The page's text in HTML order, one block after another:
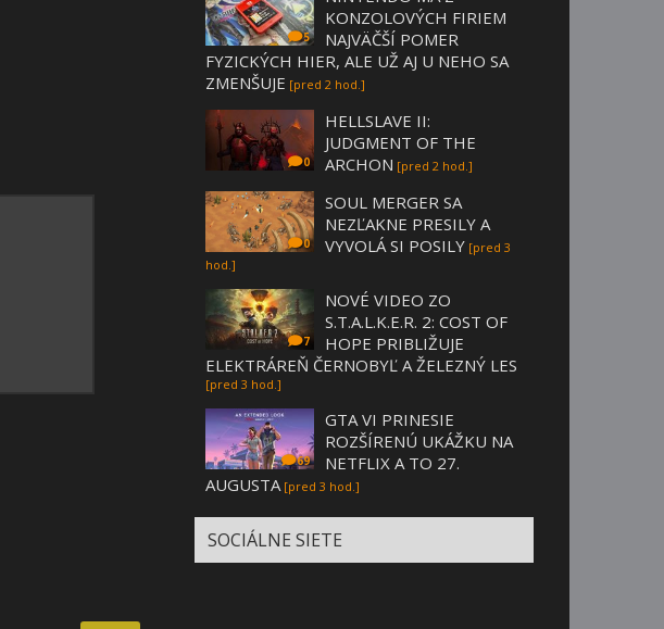
5
KONZOLOVÝCH FIRIEM
NAJVÄČŠÍ POMER
FYZICKÝCH HIER, ALE UŽ AJ U NEHO SA
ZMENŠUJE [pred 2 hod.]
0
HELLSLAVE II:
JUDGMENT OF THE
ARCHON [pred 2 hod.]
0
SOUL MERGER SA
NEZĽAKNE PRESILY A
VYVOLÁ SI POSILY [pred 3
hod.]
7
NOVÉ VIDEO ZO
S.T.A.L.K.E.R. 2: COST OF
HOPE PRIBLIŽUJE
ELEKTRÁREŇ ČERNOBYĽ A ŽELEZNÝ LES
[pred 3 hod.]
69
GTA VI PRINESIE
ROZŠÍRENÚ UKÁŽKU NA
NETFLIX A TO 27.
AUGUSTA [pred 3 hod.]
SOCIÁLNE SIETE